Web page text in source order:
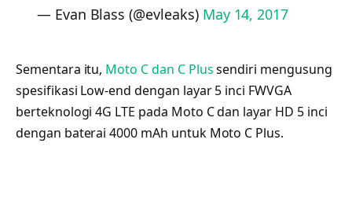
— Evan Blass (@evleaks) May 14, 2017
Sementara itu, Moto C dan C Plussendiri mengusung
spesifikasi Low-end dengan layar 5 inci FWVGA
berteknologi 4G LTE pada Moto C dan layar HD 5 inci
dengan baterai 4000 mAh untuk Moto C Plus.